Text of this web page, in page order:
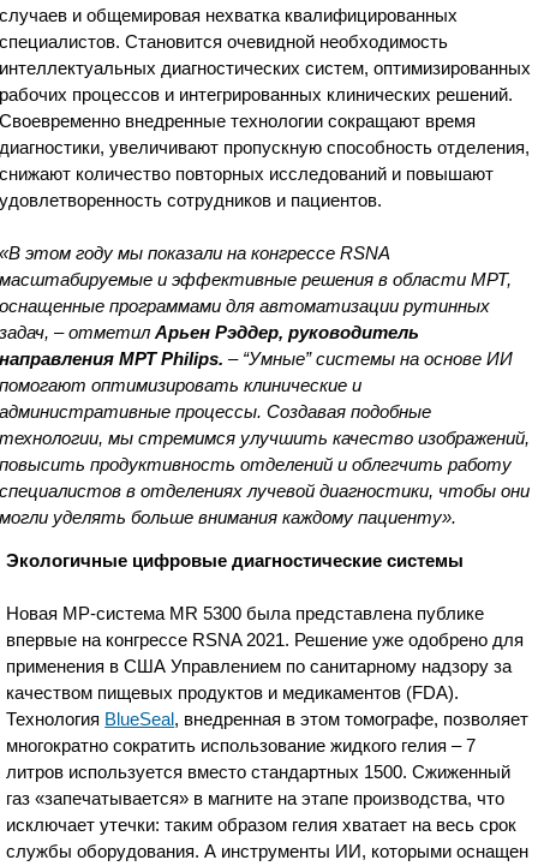
случаев и общемировая нехватка квалифицированных
специалистов. Становится очевидной необходимость
интеллектуальных диагностических систем, оптимизированных
рабочих процессов и интегрированных клинических решений.
Своевременно внедренные технологии сокращают время
диагностики, увеличивают пропускную способность отделения,
снижают количество повторных исследований и повышают
удовлетворенность сотрудников и пациентов.
«В этом году мы показали на конгрессе RSNA
масштабируемые и эффективные решения в области МРТ,
оснащенные программами для автоматизации рутинных
задач, – отметилАрьен Рэддер, руководитель
направления МРТ Philips. – “Умные” системы на основе ИИ
помогают оптимизировать клинические и
административные процессы. Создавая подобные
технологии, мы стремимся улучшить качество изображений,
повысить продуктивность отделений и облегчить работу
специалистов в отделениях лучевой диагностики, чтобы они
могли уделять больше внимания каждому пациенту».
Экологичные цифровые диагностические системы
Новая МР-система MR 5300 была представлена публике
впервые на конгрессе RSNA 2021. Решение уже одобрено для
применения в США Управлением по санитарному надзору за
качеством пищевых продуктов и медикаментов (FDA).
Технология BlueSeal, внедренная в этом томографе, позволяет
многократно сократить использование жидкого гелия – 7
литров используется вместо стандартных 1500. Сжиженный
газ «запечатывается» в магните на этапе производства, что
исключает утечки: таким образом гелия хватает на весь срок
службы оборудования. А инструменты ИИ, которыми оснащен